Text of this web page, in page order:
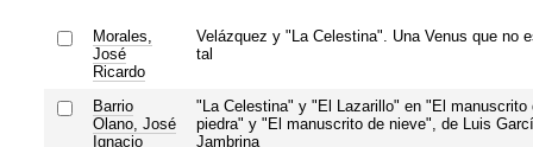
Morales,
José
Ricardo
Velázquez y "La Celestina". Una Venus que no
tal
Barrio
Olano, José
Ignacio
"La Celestina" y "El Lazarillo" en "El manuscrito
piedra" y "El manuscrito de nieve", de Luis
Jambrina